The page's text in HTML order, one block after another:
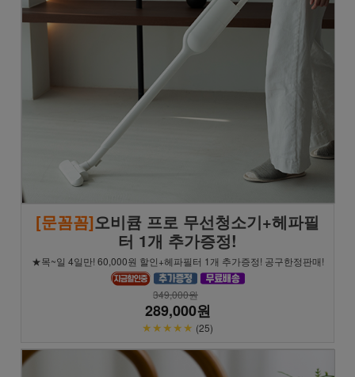
[문꼼꼼]오비큠 프로 무선청소기+헤파필
터 1개 추가증정!
★목~일 4일만! 60,000원 할인+헤파필터 1개 추가증정! 공구한정판매!
349,000원
289,000원
★★★★★ (25)